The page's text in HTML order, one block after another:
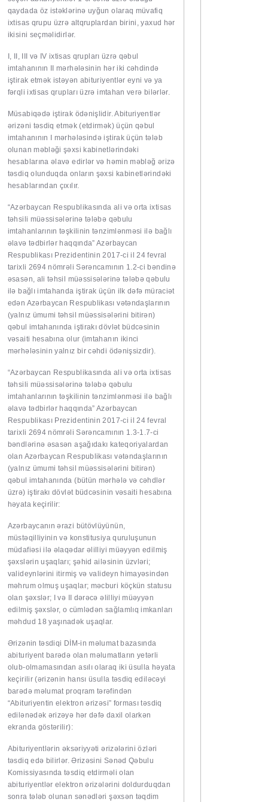
qaydada öz istəklərinə uyğun olaraq müvafiq
ixtisas qrupu üzrə altqruplardan birini, yaxud hər
ikisini seçməlidirlər.
I, II, III və IV ixtisas qrupları üzrə qəbul
imtahanının II mərhələsinin hər iki cəhdində
iştirak etmək istəyən abituriyentlər eyni və ya
fərqli ixtisas qrupları üzrə imtahan verə bilərlər.
Müsabiqədə iştirak ödənişlidir. Abituriyentlər
ərizəni təsdiq etmək (etdirmək) üçün qəbul
imtahanının I mərhələsində iştirak üçün tələb
olunan məbləği şəxsi kabinetlərindəki
hesablarına əlavə edirlər və həmin məbləğ ərizə
təsdiq olunduqda onların şəxsi kabinetlərindəki
hesablarından çıxılır.
“Azərbaycan Respublikasında ali və orta ixtisas
təhsili müəssisələrinə tələbə qəbulu
imtahanlarının təşkilinin tənzimlənməsi ilə bağlı
əlavə tədbirlər haqqında” Azərbaycan
Respublikası Prezidentinin 2017-ci il 24 fevral
tarixli 2694 nömrəli Sərəncamının 1.2-ci bəndinə
əsasən, ali təhsil müəssisələrinə tələbə qəbulu
ilə bağlı imtahanda iştirak üçün ilk dəfə müraciət
edən Azərbaycan Respublikası vətəndaşlarının
(yalnız ümumi təhsil müəssisələrini bitirən)
qəbul imtahanında iştirakı dövlət büdcəsinin
vəsaiti hesabına olur (imtahanın ikinci
mərhələsinin yalnız bir cəhdi ödənişsizdir).
“Azərbaycan Respublikasında ali və orta ixtisas
təhsili müəssisələrinə tələbə qəbulu
imtahanlarının təşkilinin tənzimlənməsi ilə bağlı
əlavə tədbirlər haqqında” Azərbaycan
Respublikası Prezidentinin 2017-ci il 24 fevral
tarixli 2694 nömrəli Sərəncamının 1.3-1.7-ci
bəndlərinə əsasən aşağıdakı kateqoriyalardan
olan Azərbaycan Respublikası vətəndaşlarının
(yalnız ümumi təhsil müəssisələrini bitirən)
qəbul imtahanında (bütün mərhələ və cəhdlər
üzrə) iştirakı dövlət büdcəsinin vəsaiti hesabına
həyata keçirilir:
Azərbaycanın ərazi bütövlüyünün,
müstəqilliyinin və konstitusiya quruluşunun
müdafiəsi ilə əlaqədar əlilliyi müəyyən edilmiş
şəxslərin uşaqları; şəhid ailəsinin üzvləri;
valideynlərini itirmiş və valideyn himayəsindən
məhrum olmuş uşaqlar; məcburi köçkün statusu
olan şəxslər; I və II dərəcə əlilliyi müəyyən
edilmiş şəxslər, o cümlədən sağlamlıq imkanları
məhdud 18 yaşınadək uşaqlar.
Ərizənin təsdiqi DİM-in məlumat bazasında
abituriyent barədə olan məlumatların yetərli
olub-olmamasından asılı olaraq iki üsulla həyata
keçirilir (ərizənin hansı üsulla təsdiq ediləcəyi
barədə məlumat proqram tərəfindən
“Abituriyentin elektron ərizəsi” forması təsdiq
edilənədək ərizəyə hər dəfə daxil olarkən
ekranda göstərilir):
Abituriyentlərin əksəriyyəti ərizələrini özləri
təsdiq edə bilirlər. Ərizəsini Sənəd Qəbulu
Komissiyasında təsdiq etdirməli olan
abituriyentlər elektron ərizələrini doldurduqdan
sonra tələb olunan sənədləri şəxsən təqdim